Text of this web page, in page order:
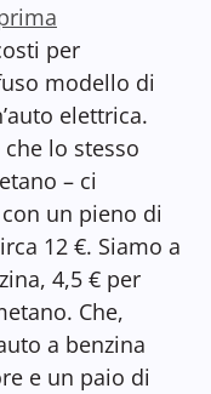
per
modello di
elettrica.
lo stesso
– ci
un pieno di
12 €. Siamo a
4,5 € per
Che,
a benzina
e un paio di